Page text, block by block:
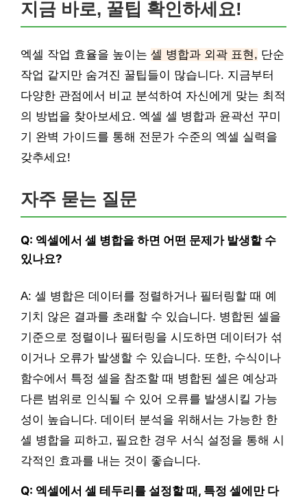
지금 바로, 꿀팁 확인하세요!
엑셀 작업 효율을 높이는 셀 병합과 외곽 표현, 단순
작업 같지만 숨겨진 꿀팁들이 많습니다. 지금부터
다양한 관점에서 비교 분석하여 자신에게 맞는 최적
의 방법을 찾아보세요. 엑셀 셀 병합과 윤곽선 꾸미
기 완벽 가이드를 통해 전문가 수준의 엑셀 실력을
갖추세요!
자주 묻는 질문
Q: 엑셀에서 셀 병합을 하면 어떤 문제가 발생할 수
있나요?
A: 셀 병합은 데이터를 정렬하거나 필터링할 때 예
기치 않은 결과를 초래할 수 있습니다. 병합된 셀을
기준으로 정렬이나 필터링을 시도하면 데이터가 섞
이거나 오류가 발생할 수 있습니다. 또한, 수식이나
함수에서 특정 셀을 참조할 때 병합된 셀은 예상과
다른 범위로 인식될 수 있어 오류를 발생시킬 가능
성이 높습니다. 데이터 분석을 위해서는 가능한 한
셀 병합을 피하고, 필요한 경우 서식 설정을 통해 시
각적인 효과를 내는 것이 좋습니다.
Q: 엑셀에서 셀 테두리를 설정할 때, 특정 셀에만 다